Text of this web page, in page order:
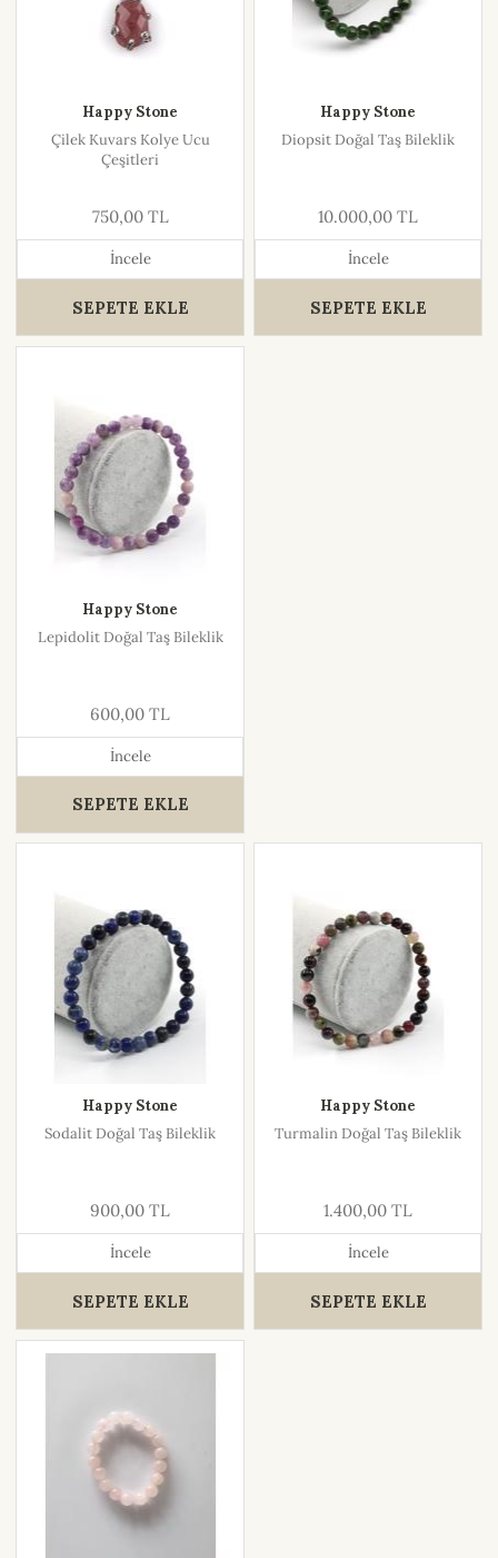
Happy Stone
Çilek Kuvars Kolye Ucu
Çeşitleri
750,00 TL
İncele
SEPETE EKLE
Happy Stone
Diopsit Doğal Taş Bileklik
10.000,00 TL
İncele
SEPETE EKLE
Happy Stone
Lepidolit Doğal Taş Bileklik
600,00 TL
İncele
SEPETE EKLE
Happy Stone
Sodalit Doğal Taş Bileklik
900,00 TL
İncele
SEPETE EKLE
Happy Stone
Turmalin Doğal Taş Bileklik
1.400,00 TL
İncele
SEPETE EKLE